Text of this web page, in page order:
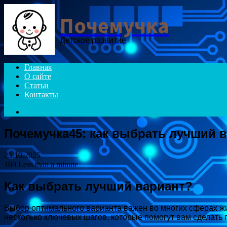
Почемучка
Детское развитие
Главная
О сайте
Статьи
Контакты
Почемучка45: как выбрать лучший
23.10.2025
169 Less than a minute
Как выбрать лучший вариант?
Выбор оптимального варианта важен во многих сферах
несколько ключевых шагов, которые помогут вам